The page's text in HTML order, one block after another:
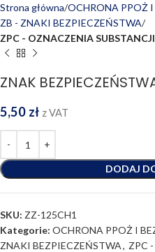
Strona główna OCHRONA PPOŻ
ZB - ZNAKI BEZPIECZEŃSTWA
ZPC - OZNACZENIA
ZNAK
5,50 zł z VAT
DODAJ
SKU: ZZ-125CH1
Kategorie: OCHRONA PPOŻ I
ZNAKI BEZPIECZEŃSTWA, ZPC